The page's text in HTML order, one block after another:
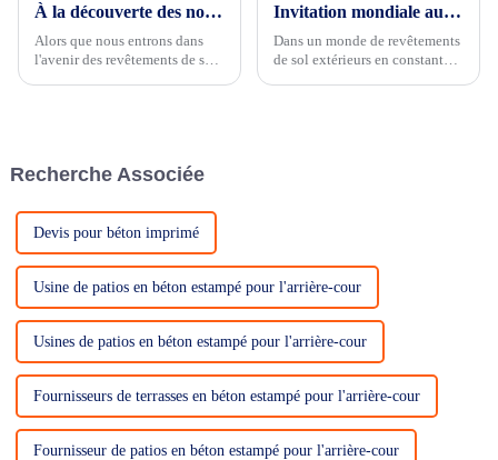
À la découverte des nouvelles frontières des revêtements de sol extérieurs : technologies révolutionnaires du béton pour les espaces extérieurs
Alors que nous entrons dans
l'avenir des revêtements de sol
trouve le béton imprimé à
Invitation mondiale aux partenaires urbains : technologies révolutionnaires du béton pour les revêtements de sol extérieurs
Dans un monde de revêtements
de sol extérieurs en constante
Recherche Associée
Devis pour béton imprimé
Usine de patios en béton estampé pour l'arrière-cour
Usines de patios en béton estampé pour l'arrière-cour
Fournisseurs de terrasses en béton estampé pour l'arrière-cour
Fournisseur de patios en béton estampé pour l'arrière-cour